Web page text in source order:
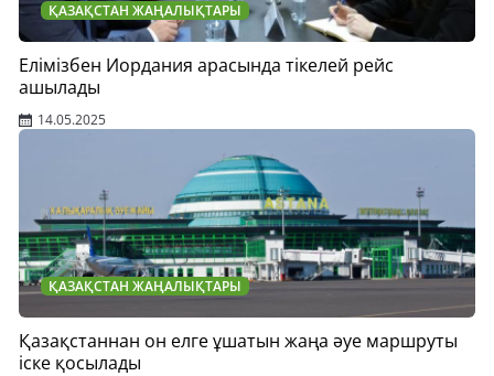
ҚАЗАҚСТАН ЖАҢАЛЫҚТАРЫ
Елімізбен Иордания арасында тікелей рейс
ашылады
14.05.2025
ҚАЗАҚСТАН ЖАҢАЛЫҚТАРЫ
Қазақстаннан он елге ұшатын жаңа әуе маршруты
іске қосылады